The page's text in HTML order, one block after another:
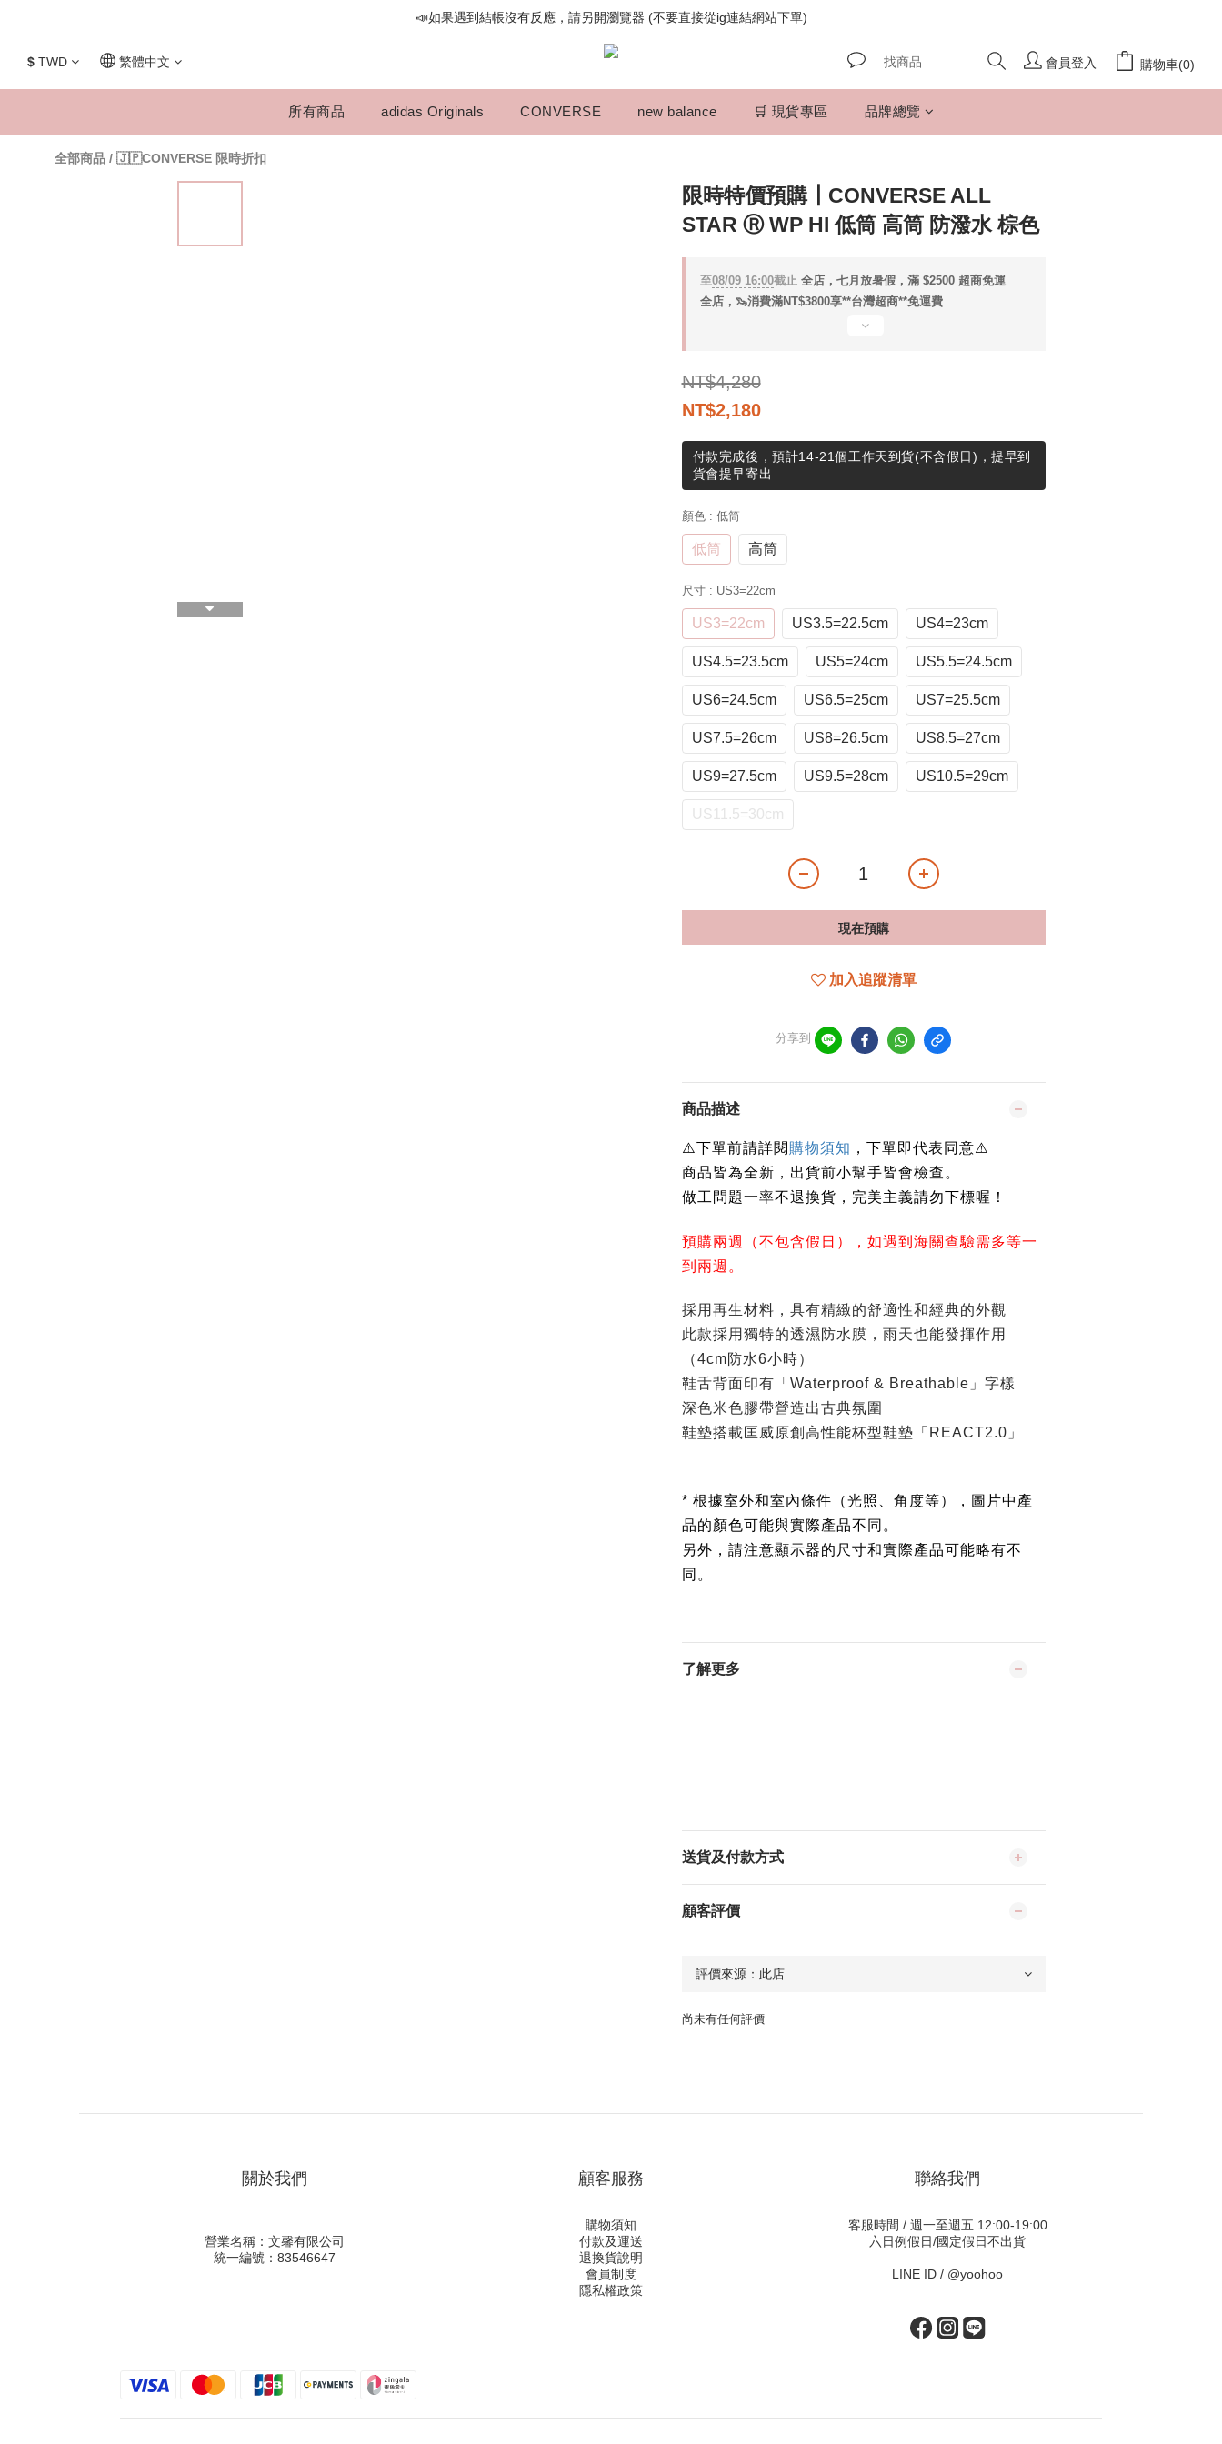
📣如果遇到結帳沒有反應，請另開瀏覽器 (不要直接從ig連結網站下單)
📣如果遇到結帳沒有反應，請另開瀏覽器 (不要直接從ig連結網站下單)
歡迎光臨૮⍝• ᴥ •⍝ა 新品請追蹤官方INSTAGRAM
📣如果遇到結帳沒有反應，請另開瀏覽器 (不要直接從ig連結網站下單)
$ TWD 繁體中文 會員登入 購物車(0)
所有商品 adidas Originals CONVERSE new balance 🛒 現貨專區 品牌總覽
全部商品 / 🇯🇵CONVERSE 限時折扣
限時特價預購┃CONVERSE ALL
STAR Ⓡ WP HI 低筒 高筒 防潑水 棕色
至08/09 16:00截止全店，七月放暑假，滿 $2500 超商免運
全店，🦦消費滿NT$3800享**台灣超商**免運費
NT$4,280
NT$2,180
付款完成後，預計14-21個工作天到貨(不含假日)，提早到
貨會提早寄出
顏色 : 低筒
低筒 高筒
尺寸 : US3=22cm
US3=22cm US3.5=22.5cm US4=23cm
US4.5=23.5cm US5=24cm US5.5=24.5cm
US6=24.5cm US6.5=25cm US7=25.5cm
US7.5=26cm US8=26.5cm US8.5=27cm
US9=27.5cm US9.5=28cm US10.5=29cm
US11.5=30cm
現在預購
加入追蹤清單
分享到
商品描述
⚠️下單前請詳閱購物須知 ，下單即代表同意⚠️
商品皆為全新，出貨前小幫手皆會檢查。
做工問題一率不退換貨，完美主義請勿下標喔！
預購兩週（不包含假日），如遇到海關查驗需多等一
到兩週。
採用再生材料，具有精緻的舒適性和經典的外觀
此款採用獨特的透濕防水膜，雨天也能發揮作用
（4cm防水6小時）
鞋舌背面印有「Waterproof & Breathable」字樣
深色米色膠帶營造出古典氛圍
鞋墊搭載匡威原創高性能杯型鞋墊「REACT2.0」
* 根據室外和室內條件（光照、角度等），圖片中產
品的顏色可能與實際產品不同。
另外，請注意顯示器的尺寸和實際產品可能略有不
同。
了解更多
送貨及付款方式
顧客評價
尚未有任何評價
關於我們
營業名稱：文馨有限公司
統一編號：83546647
顧客服務
購物須知
付款及運送
退換貨說明
會員制度
隱私權政策
聯絡我們
客服時間 / 週一至週五 12:00-19:00
六日例假日/國定假日不出貨
LINE ID / @yoohoo